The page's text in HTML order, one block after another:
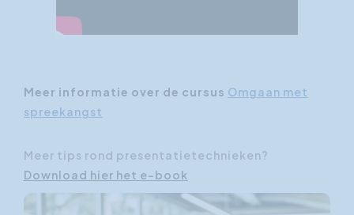
Meer informatie over de cursus Omgaan met
spreekangst
Meer tips rond presentatietechnieken?
Download hier het e-book